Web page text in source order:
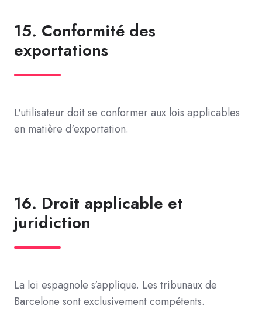
15. Conformité des
exportations
L'utilisateur doit se conformer aux lois applicables
en matière d'exportation.
16. Droit applicable et
juridiction
La loi espagnole s'applique. Les tribunaux de
Barcelone sont exclusivement compétents.